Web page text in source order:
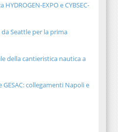
EXPO e CYBSEC-
da Seattle per la prima
della cantieristica nautica a
GESAC: collegamenti Napoli e